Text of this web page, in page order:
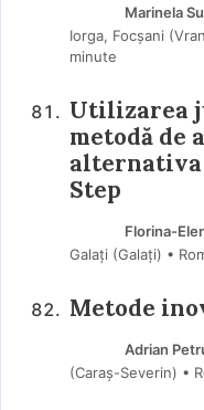
Marinela
Iorga, Focșani
minute
Utilizarea
metodă de
alternativa
Step
Florina-
Galați (Galaţi) •
Metode
Adrian
(Caraş-Severin) •